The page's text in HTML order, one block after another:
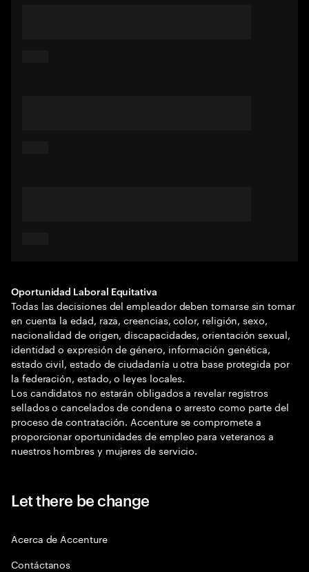
Oportunidad Laboral Equitativa
Todas las decisiones del empleador deben tomarse sin tomar
en cuenta la edad, raza, creencias, color, religión, sexo,
nacionalidad de origen, discapacidades, orientación sexual,
identidad o expresión de género, información genética,
estado civil, estado de ciudadanía u otra base protegida por
la federación, estado, o leyes locales.
Los candidatos no estarán obligados a revelar registros
sellados o cancelados de condena o arresto como parte del
proceso de contratación. Accenture se compromete a
proporcionar oportunidades de empleo para veteranos a
nuestros hombres y mujeres de servicio.
Let there be change
Acerca de Accenture
Contáctanos